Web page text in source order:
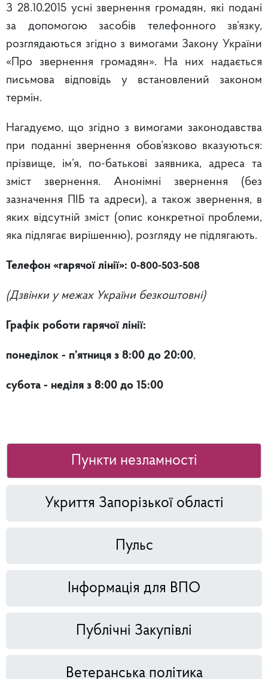
З 28.10.2015 усні звернення громадян, які подані
за допомогою засобів телефонного зв’язку,
розглядаються згідно з вимогами Закону України
«Про звернення громадян». На них надається
письмова відповідь у встановлений законом
термін.
Нагадуємо, що згідно з вимогами законодавства
при поданні звернення обов’язково вказуються:
прізвище, ім’я, по-батькові заявника, адреса та
зміст звернення. Анонімні звернення (без
зазначення ПІБ та адреси), а також звернення, в
яких відсутній зміст (опис конкретної проблеми,
яка підлягає вирішенню), розгляду не підлягають.
Телефон «гарячої лінії»: 0-800-503-508
(Дзвінки у межах України безкоштовні)
Графік роботи гарячої лінії:
понеділок - п’ятниця з 8:00 до 20:00,
субота - неділя з 8:00 до 15:00
Пункти незламності
Укриття Запорізької області
Пульс
Інформація для ВПО
Публічні Закупівлі
Ветеранська політика